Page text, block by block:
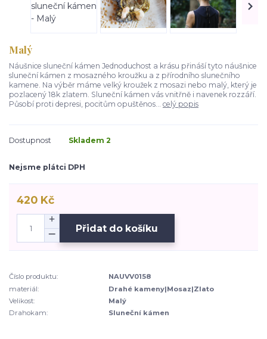
Malý
Náušnice sluneční kámen Jednoduchost a krásu přináší tyto náušnice
sluneční kámen z mosazného kroužku a z přírodního slunečního
kamene. Na výběr máme velký kroužek z mosazi nebo malý, který je
pozlacený 18k zlatem. Sluneční kámen vás vnitřně i navenek rozzáří.
Působí proti depresi, pocitům opuštěnos... celý popis
Dostupnost Skladem 2
Nejsme plátci DPH
420 Kč
Přidat do košíku
Číslo produktu:
NAUVV0158
materiál:
Drahé kameny|Mosaz|Zlato
Velikost:
Malý
Drahokam:
Sluneční kámen